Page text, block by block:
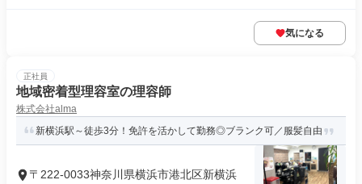
気になる
正社員
地域密着型理容室の理容師
株式会社alma
新横浜駅～徒歩3分！免許を活かして勤務◎ブランク可／服髪自由
〒222-0033神奈川県横浜市港北区新横浜